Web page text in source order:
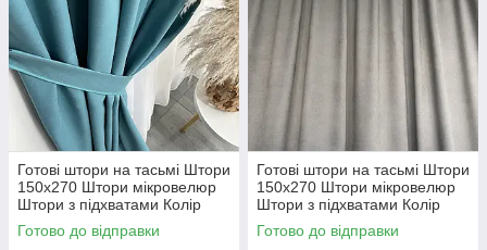
Готові штори на тасьмі Штори
150х270 Штори мікровелюр
Штори з підхватами Колір
бірюзовий
Готово до відправки
Готові штори на тасьмі Штори
150х270 Штори мікровелюр
Штори з підхватами Колір
Сірий
Готово до відправки